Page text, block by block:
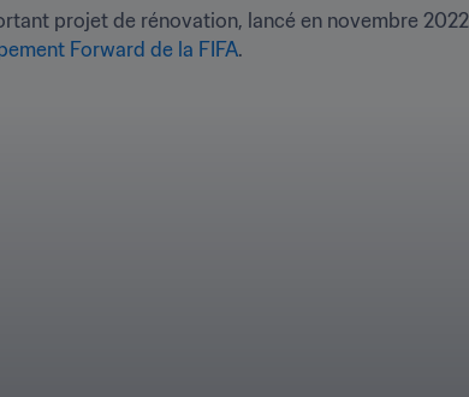
projet de rénovation, lancé en novembre
Forward de la FIFA.